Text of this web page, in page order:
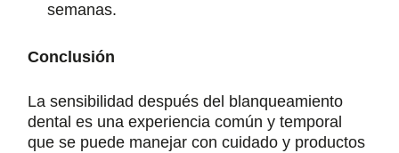
semanas.
Conclusión
La sensibilidad después del blanqueamiento
dental es una experiencia común y temporal
que se puede manejar con cuidado y productos